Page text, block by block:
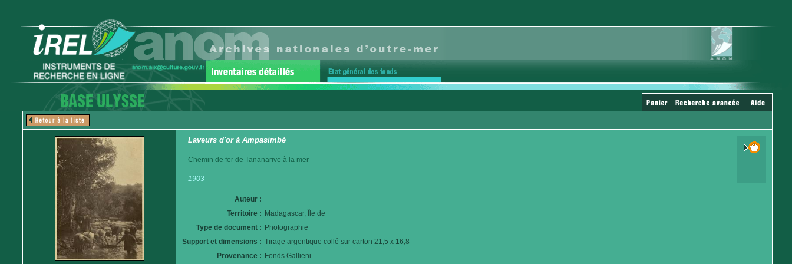
Laveurs d'or à Ampasimbé
Chemin de fer de Tananarive à la mer
1903
Auteur :
Territoire : Madagascar, Île de
Type de document : Photographie
Support et dimensions : Tirage argentique collé sur carton 21,5 x 16,8
Provenance : Fonds Gallieni